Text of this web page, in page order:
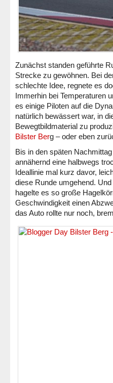
Zunächst standen geführte
Strecke zu gewöhnen. Bei
schlechte Idee, regnete es
Immerhin bei Temperaturen
es einige Piloten auf die
natürlich bewässert war, in
Bewegtbildmaterial zu
Bilster Berg – oder eben
Bis in den späten
annähernd eine halbwegs
Ideallinie mal kurz davor,
diese Runde umgehend.
hagelte es so große
Geschwindigkeit einen
das Auto rollte nur noch,